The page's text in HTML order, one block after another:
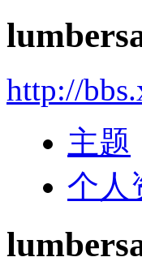
http://
主题
个人